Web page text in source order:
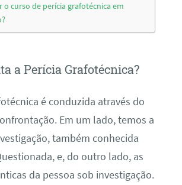
o curso de perícia grafotécnica em
a Perícia Grafotécnica?
é conduzida através do
Em um lado, temos a
também conhecida
e, do outro lado, as
da pessoa sob investigação.